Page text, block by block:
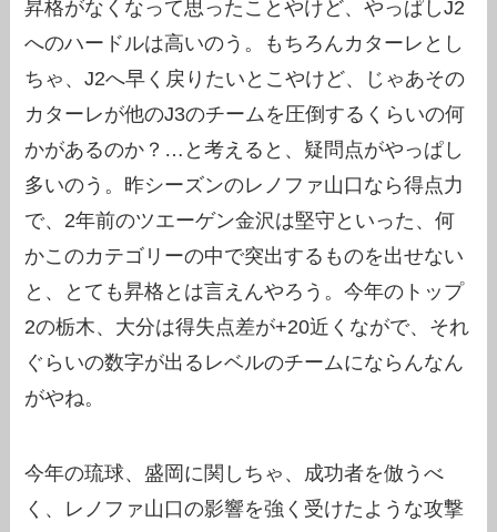
昇格がなくなって思ったことやけど、やっぱしJ2
へのハードルは高いのう。もちろんカターレとし
ちゃ、J2へ早く戻りたいとこやけど、じゃあその
カターレが他のJ3のチームを圧倒するくらいの何
かがあるのか？…と考えると、疑問点がやっぱし
多いのう。昨シーズンのレノファ山口なら得点力
で、2年前のツエーゲン金沢は堅守といった、何
かこのカテゴリーの中で突出するものを出せない
と、とても昇格とは言えんやろう。今年のトップ
2の栃木、大分は得失点差が+20近くながで、それ
ぐらいの数字が出るレベルのチームにならんなん
がやね。
今年の琉球、盛岡に関しちゃ、成功者を倣うべ
く、レノファ山口の影響を強く受けたような攻撃